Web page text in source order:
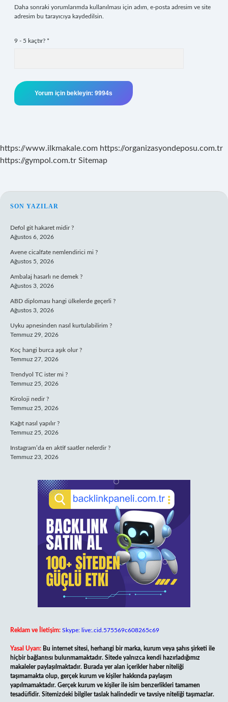
Daha sonraki yorumlarımda kullanılması için adım, e-posta adresim ve site
adresim bu tarayıcıya kaydedilsin.
9 - 5 kaçtır? *
https://www.ilkmakale.com https://organizasyondeposu.com.tr
https://gympol.com.tr Sitemap
SIDEBAR
SON YAZILAR
Defol git hakaret midir ?
Ağustos 6, 2026
Avene cicalfate nemlendirici mi ?
Ağustos 5, 2026
Ambalaj hasarlı ne demek ?
Ağustos 3, 2026
ABD diploması hangi ülkelerde geçerli ?
Ağustos 3, 2026
Uyku apnesinden nasıl kurtulabilirim ?
Temmuz 29, 2026
Koç hangi burca aşık olur ?
Temmuz 27, 2026
Trendyol TC ister mi ?
Temmuz 25, 2026
Kiroloji nedir ?
Temmuz 25, 2026
Kağıt nasıl yapılır ?
Temmuz 25, 2026
Instagram’da en aktif saatler nelerdir ?
Temmuz 23, 2026
Reklam ve İletişim: Skype: live:.cid.575569c608265c69
Yasal Uyarı: Bu internet sitesi, herhangi bir marka, kurum veya şahıs şirketi ile
hiçbir bağlantısı bulunmamaktadır. Sitede yalnızca kendi hazırladığımız
makaleler paylaşılmaktadır. Burada yer alan içerikler haber niteliği
taşımamakta olup, gerçek kurum ve kişiler hakkında paylaşım
yapılmamaktadır. Gerçek kurum ve kişiler ile isim benzerlikleri tamamen
tesadüfidir. Sitemizdeki bilgiler taslak halindedir ve tavsiye niteliği taşımazlar.